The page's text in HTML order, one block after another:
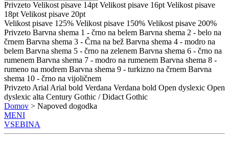
Privzeto Velikost pisave 14pt Velikost pisave 16pt Velikost pisave
18pt Velikost pisave 20pt
Velikost pisave 125% Velikost pisave 150% Velikost pisave 200%
Privzeto Barvna shema 1 - črno na belem Barvna shema 2 - belo na
črnem Barvna shema 3 - Črna na bež Barvna shema 4 - modro na
belem Barvna shema 5 - črno na zelenem Barvna shema 6 - črno na
rumenem Barvna shema 7 - modro na rumenem Barvna shema 8 -
rumeno na modrem Barvna shema 9 - turkizno na črnem Barvna
shema 10 - črno na vijoličnem
Privzeto Arial Arial bold Verdana Verdana bold Open dyslexic Open
dyslexic alta Century Gothic / Didact Gothic
Domov > Napoved dogodka
MENI
VSEBINA